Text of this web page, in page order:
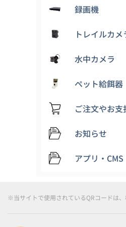
録画機
トレイルカメ
水中カメラ
ペット給餌器
ご注文やお支
お知らせ
アプリ・CMS
※当サイトで使用されているQRコードは